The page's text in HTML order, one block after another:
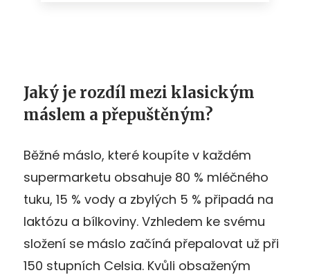
Jaký je rozdíl mezi klasickým
máslem a přepuštěným?
Běžné máslo, které koupíte v každém
supermarketu obsahuje 80 % mléčného
tuku, 15 % vody a zbylých 5 % připadá na
laktózu a bílkoviny. Vzhledem ke svému
složení se máslo začíná přepalovat už při
150 stupních Celsia. Kvůli obsaženým